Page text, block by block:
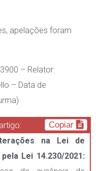
apelações foram
– Relator:
– Data de
Copiar
na Lei de
Lei 14.230/2021: